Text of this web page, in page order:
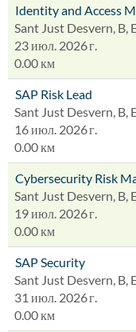
Identity and Access
Sant Just Desvern, B,
23 июл. 2026 г.
0.00 км
SAP Risk Lead
Sant Just Desvern, B,
16 июл. 2026 г.
0.00 км
Cybersecurity Risk
Sant Just Desvern, B,
19 июл. 2026 г.
0.00 км
SAP Security
Sant Just Desvern, B,
31 июл. 2026 г.
0.00 км